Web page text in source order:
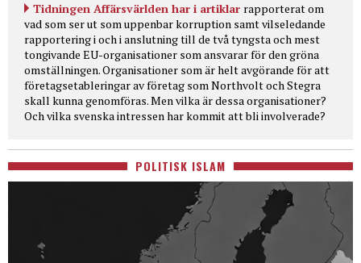
Tidningen Affärsvärlden har i artiklar rapporterat om
vad som ser ut som uppenbar korruption samt vilseledande
rapportering i och i anslutning till de två tyngsta och mest
tongivande EU-organisationer som ansvarar för den gröna
omställningen. Organisationer som är helt avgörande för att
företagsetableringar av företag som Northvolt och Stegra
skall kunna genomföras. Men vilka är dessa organisationer?
Och vilka svenska intressen har kommit att bli involverade?
POLITISK ISLAM